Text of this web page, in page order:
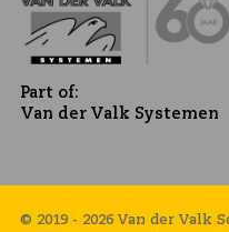
Part of:
Van der Valk Systemen
© 2019 - 2026 Van der Valk